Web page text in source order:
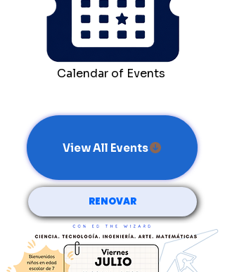
Calendar of Events
View All Events
RENOVAR